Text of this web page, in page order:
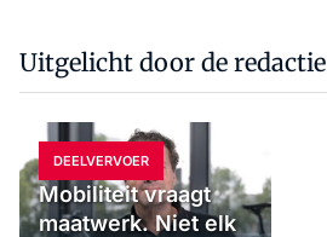
Uitgelicht door de redactie
DEELVERVOER
Mobiliteit vraagt
maatwerk. Niet elk